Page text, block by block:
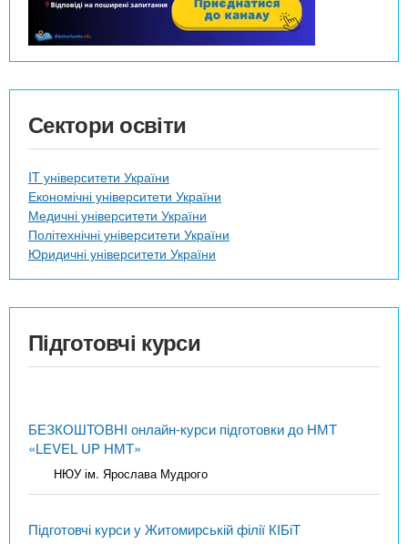
Сектори освіти
IT університети України
Економічні університети України
Медичні університети України
Політехнічні університети України
Юридичні університети України
Підготовчі курси
БЕЗКОШТОВНІ онлайн-курси підготовки до НМТ
«LEVEL UP НМТ»
НЮУ ім. Ярослава Мудрого
Підготовчі курси у Житомирській філії КІБіТ